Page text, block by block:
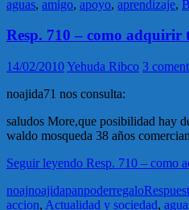
aguas, amigo, apoyo, aprendizaje,
Resp. 710 – como adquirir
14/02/2010Yehuda Ribco 3
noajida71 nos consulta:
saludos More,que posibilidad hay
waldo mosqueda 38 años
Seguir leyendo Resp. 710 – como
noajnoajidapanpoderregalo
accion, Actualidad y sociedad,